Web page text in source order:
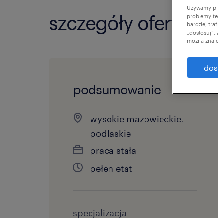
szczegóły oferty
podsumowanie
wysokie mazowieckie,
podlaskie
praca stała
pełen etat
specjalizacja
Używamy
problemy
bardziej
można